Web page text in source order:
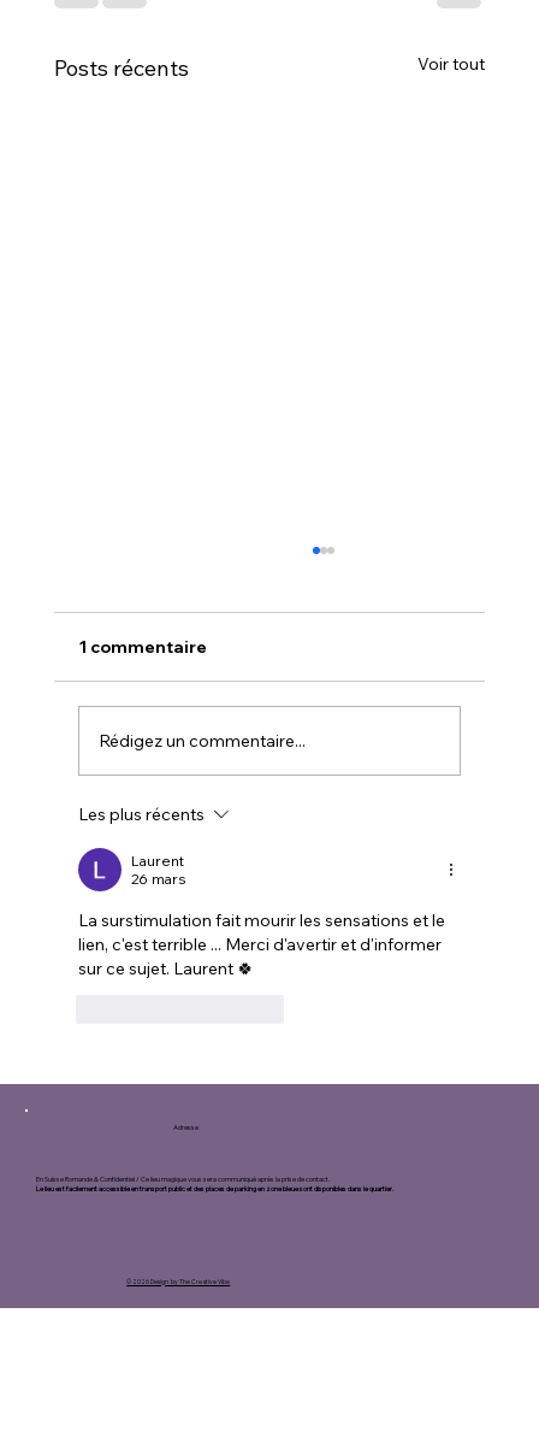
Posts récents Voir tout
1 commentaire
Rédigez un commentaire...
Les plus récents
Laurent
26 mars
La surstimulation fait mourir les sensations et le
lien, c'est terrible ... Merci d'avertir et d'informer
sur ce sujet. Laurent 🍀
Adresse
En Suisse Romande & Confidentiel / Ce lieu magique vous sera communiqué après la prise de contact.
Le lieu est facilement accessible en transport public et des places de parking en zone bleue sont disponibles dans le quartier.
© 2026 Design by The Creative Vibe